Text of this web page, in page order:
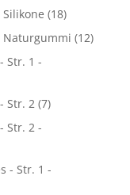
Silikone (18)
Naturgummi (12)
Str. 1 -
Str. 2 (7)
Str. 2 -
- Str. 1 -